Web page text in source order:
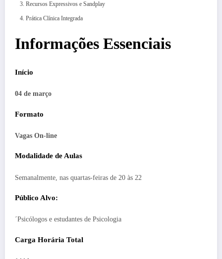
Recursos Expressivos e Sandplay
Prática Clínica Integrada
Informações Essenciais
Início
04 de março
Formato
Vagas On-line
Modalidade de Aulas
Semanalmente, nas quartas-feiras de 20 às 22
Público Alvo:
´Psicólogos e estudantes de Psicologia
Carga Horária Total